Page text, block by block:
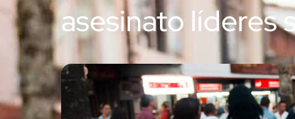
asesinato líderes